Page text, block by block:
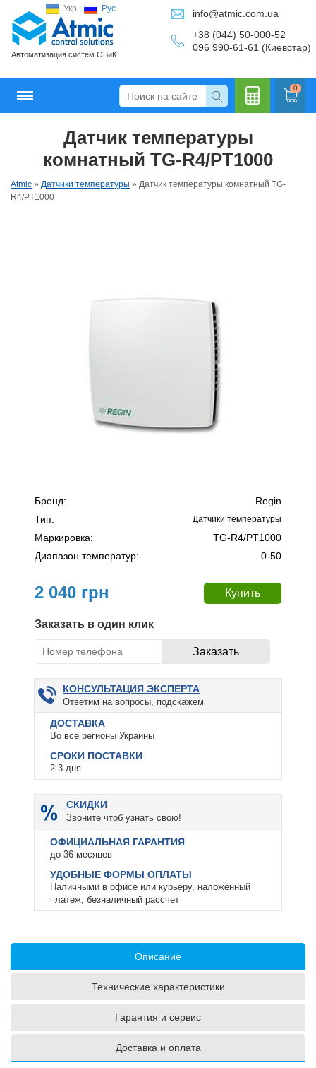
Укр Рус
Автоматизация систем ОВиК
info@atmic.com.ua
+38 (044) 50-000-52
096 990-61-61 (Киевстар)
0
Датчик температуры
комнатный TG-R4/PT1000
Atmic » Датчики температуры » Датчик температуры комнатный TG-
R4/PT1000
Бренд:
Regin
Тип:
Датчики температуры
Маркировка:
TG-R4/PT1000
Диапазон температур:
0-50
2 040 грн
Заказать в один клик
КОНСУЛЬТАЦИЯ ЭКСПЕРТА
Ответим на вопросы, подскажем
ДОСТАВКА
Во все регионы Украины
СРОКИ ПОСТАВКИ
2-3 дня
СКИДКИ
Звоните чтоб узнать свою!
ОФИЦИАЛЬНАЯ ГАРАНТИЯ
до 36 месяцев
УДОБНЫЕ ФОРМЫ ОПЛАТЫ
Наличными в офисе или курьеру, наложенный
платеж, безналичный рассчет
Описание
Технические характеристики
Гарантия и сервис
Доставка и оплата